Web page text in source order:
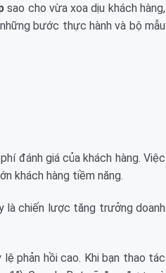
sao cho vừa xoa dịu khách hàng,
bước thực hành và bộ mẫu
đánh giá của khách hàng. Việc
khách hàng tiềm năng.
là chiến lược tăng trưởng doanh
phản hồi cao. Khi bạn thao tác